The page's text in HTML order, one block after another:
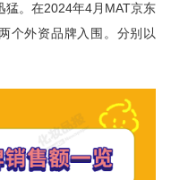
猛。在2024年4月MAT京东
个外资品牌入围。分别以